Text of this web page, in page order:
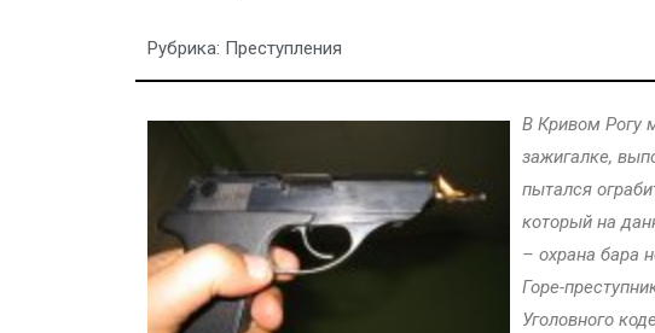
Рубрика: Преступления
В Кривом Рогу
зажигалке,
пытался
который на
– охрана бара
Горе-
Уголовного